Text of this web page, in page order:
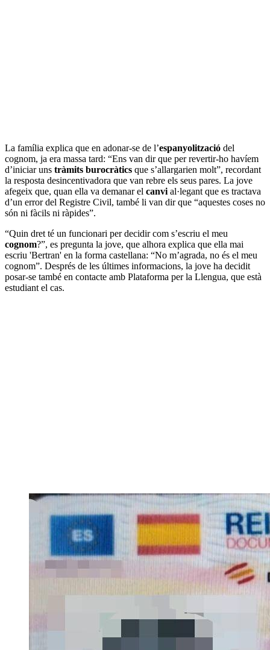
La família explica que en adonar-se de l’espanyolització del
cognom, ja era massa tard: “Ens van dir que per revertir-ho havíem
d’iniciar uns tràmits burocràtics que s’allargarien molt”, recordant
la resposta desincentivadora que van rebre els seus pares. La jove
afegeix que, quan ella va demanar el canvi al·legant que es tractava
d’un error del Registre Civil, també li van dir que “aquestes coses no
són ni fàcils ni ràpides”.
“Quin dret té un funcionari per decidir com s’escriu el meu
cognom?”, es pregunta la jove, que alhora explica que ella mai
escriu 'Bertran' en la forma castellana: “No m’agrada, no és el meu
cognom”. Després de les últimes informacions, la jove ha decidit
posar-se també en contacte amb Plataforma per la Llengua, que està
estudiant el cas.